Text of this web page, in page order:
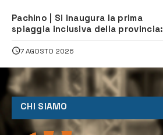
Pachino | Si inaugura la prima
spiaggia inclusiva della provincia:
tutti
7 AGOSTO 2026
CHI SIAMO